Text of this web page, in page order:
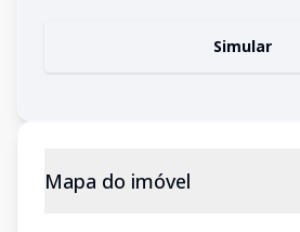
Simular
Mapa do imóvel